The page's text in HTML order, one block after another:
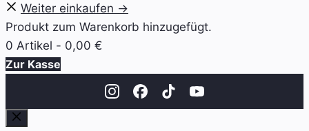
Weiter einkaufen →
Produkt zum Warenkorb hinzugefügt.
0 Artikel - 0,00 €
Zur Kasse